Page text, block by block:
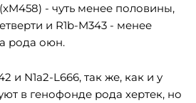
- чуть менее половины,
и R1b-M343 - менее
рода оюн.
и N1а2-L666, так же, как и у
в генофонде рода хертек, но